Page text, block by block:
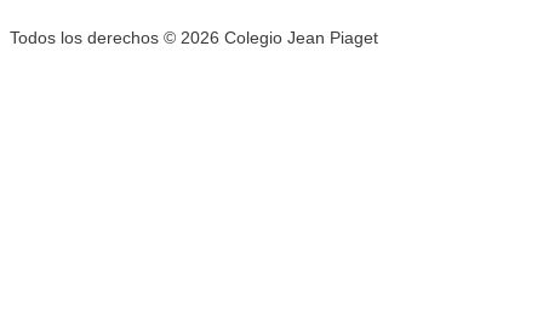
Todos los derechos © 2026 Colegio Jean Piaget